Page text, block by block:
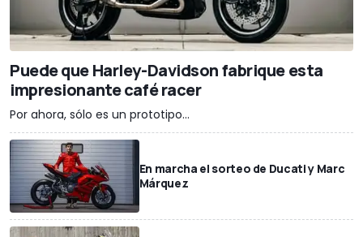
Puede que Harley-Davidson fabrique esta
impresionante café racer
Por ahora, sólo es un prototipo...
En marcha el sorteo de Ducati y Marc
Márquez